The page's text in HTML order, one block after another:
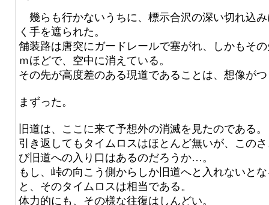
幾らも行かないうちに、標示合沢の深い切れ込
く手を遮られた。
舗装路は唐突にガードレールで塞がれ、しかもそ
ｍほどで、空中に消えている。
その先が高度差のある現道であることは、想像が
まずった。
旧道は、ここに来て予想外の消滅を見たのである。
引き返してもタイムロスはほとんど無いが、この
び旧道への入り口はあるのだろうか…。
もし、峠の向こう側からしか旧道へと入れないと
と、そのタイムロスは相当である。
体力的にも、その様な往復はしんどい。